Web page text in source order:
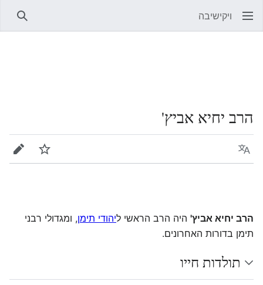
ויקישיבה
הרב יחיא אביץ'
שפה מעקב
הרב יחיא אביץ' היה הרב הראשי ליהודי תימן, ומגדולי רבני
תימן בדורות האחרונים.
תולדות חייו